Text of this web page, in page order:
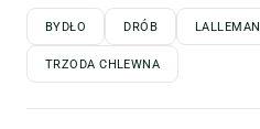
BYDŁO DRÓB
TRZODA CHLEWNA